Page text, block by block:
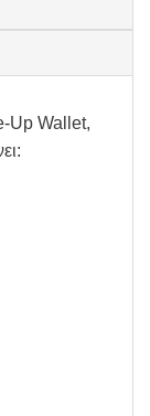
Up Wallet,